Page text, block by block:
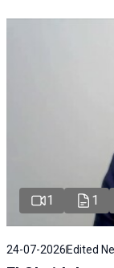
1 1
24-07-2026 Edited